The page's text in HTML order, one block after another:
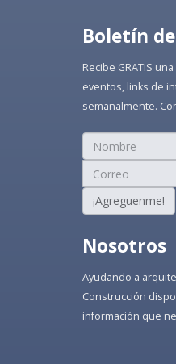
Boletín
Recibe GRATIS
eventos, links de
semanalmente.
¡Agreguenme!
Nosotros
Ayudando a
Construcción
información que